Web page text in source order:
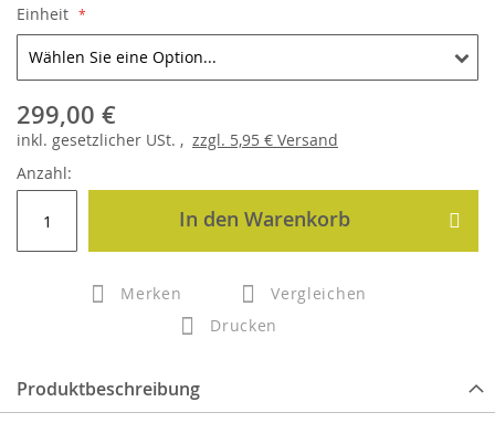
Einheit
299,00 €
inkl. gesetzlicher USt. , zzgl. 5,95 € Versand
Anzahl:
In den Warenkorb
Merken
Vergleichen
Drucken
Produktbeschreibung